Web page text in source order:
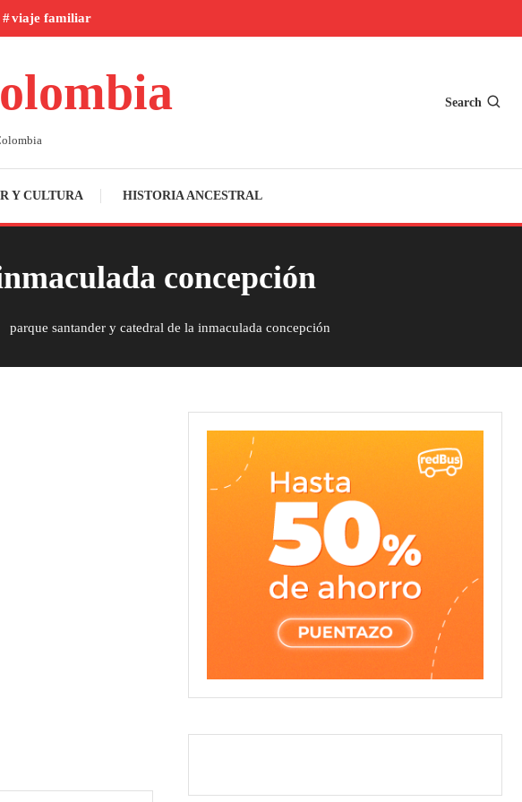
viaje familiar
Search
Y CULTURA HISTORIA ANCESTRAL
concepción
parque santander y catedral de la inmaculada concepción